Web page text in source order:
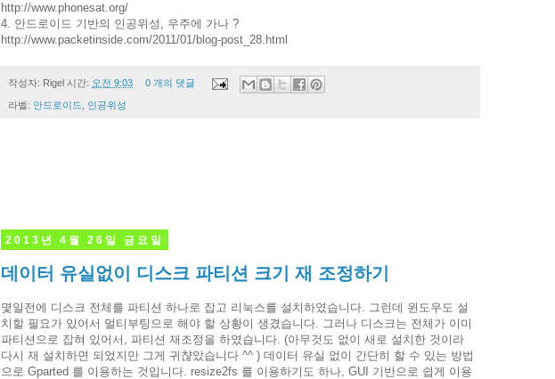
http://www.phonesat.org/
4. 안드로이드 기반의 인공위성, 우주에 가나 ?
http://www.packetinside.com/2011/01/blog-post_28.html
작성자: Rigel 시간: 오전 9:03 0 개의 댓글
라벨: 안드로이드 인공위성
2013년 4월 26일 금요일
데이터 유실없이 디스크 파티션 크기 재 조정하기
몇일전에 디스크 전체를 파티션 하나로 잡고 리눅스를 설치하였습니다. 그런데 윈도우도 설
치할 필요가 있어서 멀티부팅으로 해야 할 상황이 생겼습니다. 그러나 디스크는 전체가 이미
파티션으로 잡혀 있어서, 파티션 재조정을 하였습니다. (아무것도 없이 새로 설치한 것이라
다시 재 설치하면 되었지만 그게 귀챦았습니다 ^^ ) 데이터 유실 없이 간단히 할 수 있는 방법
으로 Gparted 를 이용하는 것입니다. resize2fs 를 이용하기도 하나, GUI 기반으로 쉽게 이용